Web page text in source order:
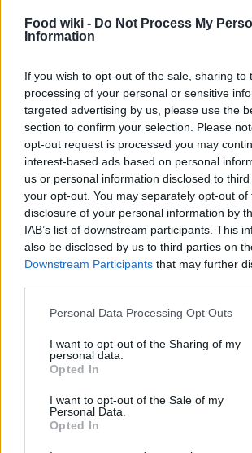
Food wiki - Do Not Process My
Information
If you wish to opt-out of the sale, sharing to
processing of your personal or sensitive
targeted advertising by us, please use the
section to confirm your selection. Please
opt-out request is processed you may
interest-based ads based on personal
us or personal information disclosed to
your opt-out. You may separately opt-out of
disclosure of your personal information by
IAB’s list of downstream participants. This
also be disclosed by us to third parties on
Downstream Participants that may further
Please note that this website/app uses one
not limited to your visit or usage behaviour.
grant or deny consent to Google and its
use your data for below specified purposes
consent section.
Personal Data Processing Opt Outs
I want to opt-out of the Sharing of my
personal data.
Opted In
I want to opt-out of the Sale of my
Personal Data.
Opted In
Le spa di Miami sono rinomate per
locali e tecniche innovative. Molte
trovano in hotel di lusso, offrendo
trattamenti di alta qualità, ma
mozzafiato sull’oceano. Prenota in
assicurarti il tuo posto e approfittare
speciali: non vorrai perderti un
Attrazioni imperdibili e
consigliati
Miami è una vera e propria miniera
i visitatori. Dalle splendide spiagge